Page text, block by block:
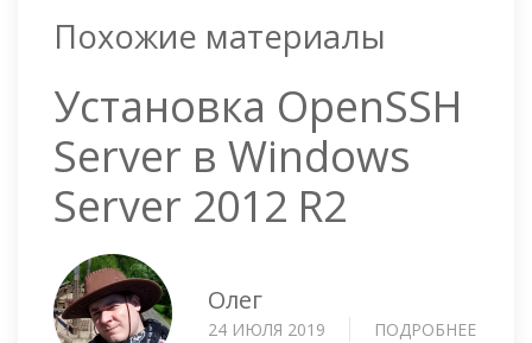
Похожие материалы
Установка OpenSSH
Server в Windows
Server 2012 R2
Олег
24 ИЮЛЯ 2019 ПОДРОБНЕЕ